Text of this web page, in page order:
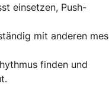
einsetzen, Push-
mit anderen
finden und